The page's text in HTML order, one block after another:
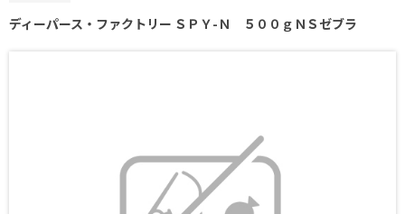
ディーパース・ファクトリー ＳＰＹ-Ｎ ５００ｇＮＳゼブラ